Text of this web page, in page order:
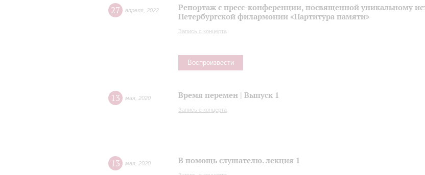
27 апреля 2022
Репортаж с пресс-конференции, посвященной уникальному
Петербургской филармонии «Партитура памяти»
Запись с концерта
Воспроизвести
13 мая 2020 Время перемен | Выпуск 1
Запись с концерта
13 мая 2020 В помощь слушателю. лекция 1